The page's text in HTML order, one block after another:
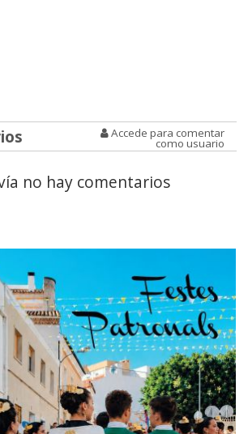
Accede para comentar
como usuario
no hay comentarios